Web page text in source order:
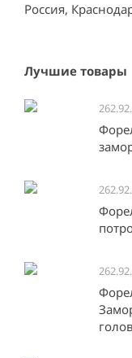
Россия,
Лучшие товары